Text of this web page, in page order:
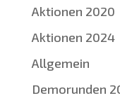
Aktionen 2020
Aktionen 2024
Allgemein
Demorunden